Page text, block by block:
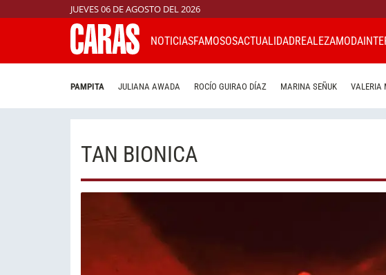
JUEVES 06 DE AGOSTO DEL 2026
NOTICIASFAMOSOSACTUALIDADREALEZAMODA
PAMPITA JULIANA AWADA ROCÍO GUIRAO DÍAZ MARINA SEÑUK VALERIA
TAN BIONICA